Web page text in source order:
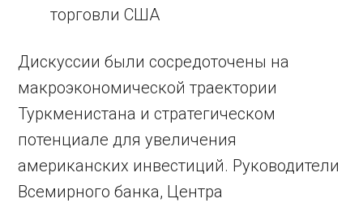
торговли США
Дискуссии были сосредоточены на
макроэкономической траектории
Туркменистана и стратегическом
потенциале для увеличения
американских инвестиций. Руководители
Всемирного банка, Центра